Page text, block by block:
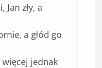
zły, a
a głód go
więcej jednak